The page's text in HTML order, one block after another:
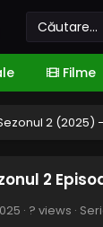
Filme
2 (2025)
2
· ? views ·